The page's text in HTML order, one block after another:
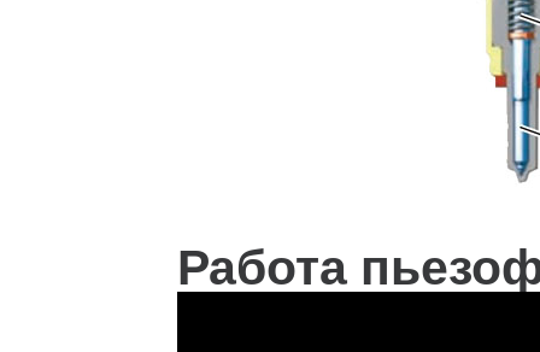
Работа